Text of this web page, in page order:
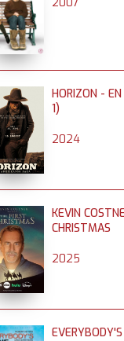
HORIZON -
1)
2024
KEVIN
CHRISTMAS
2025